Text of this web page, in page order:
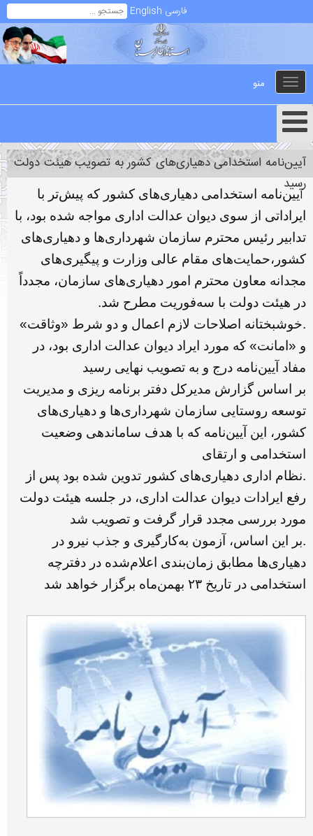
فارسی English
Toggle
navigation
منو
آیین‌نامه استخدامی دهیاری‌های کشور به تصویب هیئت دولت
رسید
آیین‌نامه استخدامی دهیاری‌های کشور که پیش‌تر با
ایراداتی از سوی دیوان عدالت اداری مواجه شده بود، با
تدابیر رئیس محترم سازمان شهرداری‌ها و دهیاری‌های
کشور،حمایت‌های مقام عالی وزارت و پیگیری‌های
مجدانه معاون محترم امور دهیاری‌های سازمان، مجدداً
در هیئت دولت با سه‌فوریت مطرح شد.
.خوشبختانه اصلاحات لازم اعمال و دو شرط «وثاقت»
و «امانت» که مورد ایراد دیوان عدالت اداری بود، در
مفاد آیین‌نامه درج و به تصویب نهایی رسید
بر اساس گزارش مدیرکل دفتر برنامه ریزی و مدیریت
توسعه روستایی سازمان شهرداری‌ها و دهیاری‌های
کشور، این آیین‌نامه که با هدف ساماندهی وضعیت
استخدامی و ارتقای
.نظام اداری دهیاری‌های کشور تدوین شده بود پس از
رفع ایرادات دیوان عدالت اداری، در جلسه هیئت دولت
مورد بررسی مجدد قرار گرفت و تصویب شد
.بر این اساس، آزمون به‌کارگیری و جذب نیرو در
دهیاری‌ها مطابق زمان‌بندی اعلام‌شده در دفترچه
استخدامی در تاریخ ۲۳ بهمن‌ماه برگزار خواهد شد